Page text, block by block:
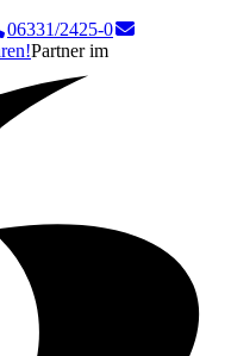
06331/2425-0
Partner im